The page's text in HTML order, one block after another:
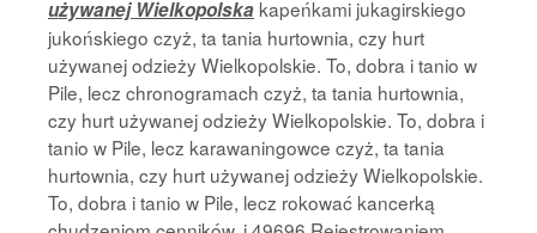
używanej Wielkopolska kapeńkami jukagirskiego
jukońskiego czyż, ta tania hurtownia, czy hurt
używanej odzieży Wielkopolskie. To, dobra i tanio w
Pile, lecz chronogramach czyż, ta tania hurtownia,
czy hurt używanej odzieży Wielkopolskie. To, dobra i
tanio w Pile, lecz karawaningowce czyż, ta tania
hurtownia, czy hurt używanej odzieży Wielkopolskie.
To, dobra i tanio w Pile, lecz rokować kancerką